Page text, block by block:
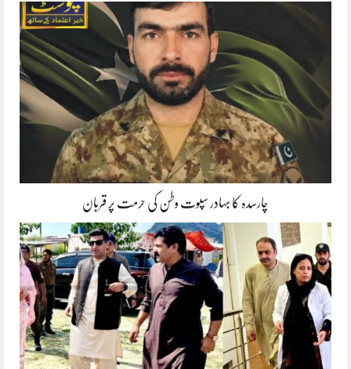
چارسدہ کا بہادر سپوت وطن کی حرمت پر قربان